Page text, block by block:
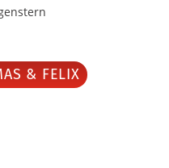
& FELIX